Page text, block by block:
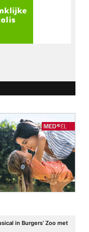
in Burgers’ Zoo met